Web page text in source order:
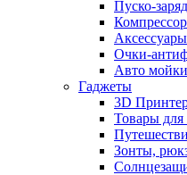
Пуско-
Очки-
Авто мойки
Гаджеты
3D
Товары
Зонты,